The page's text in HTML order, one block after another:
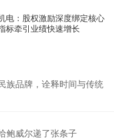
电：股权激励深度绑定核心
标牵引业绩快速增长
品牌，诠释时间与传统
鲍威尔递了张条子